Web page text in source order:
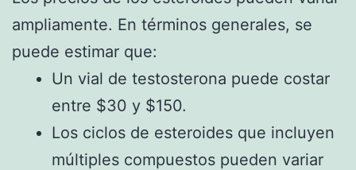
ampliamente. En términos generales, se
puede estimar que:
Un vial de testosterona puede costar
entre $30 y $150.
Los ciclos de esteroides que incluyen
múltiples compuestos pueden variar